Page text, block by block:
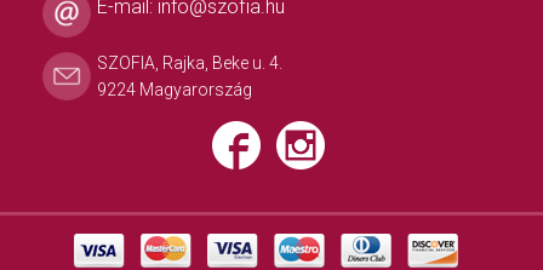
E-mail: info@szofia.hu
SZOFIA, Rajka, Beke u. 4.
9224 Magyarország